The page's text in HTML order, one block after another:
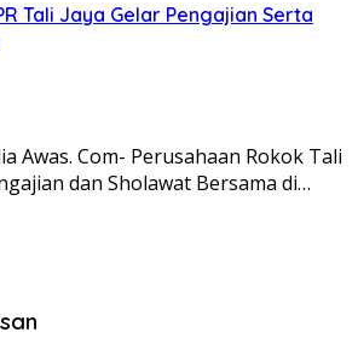
Tali Jaya Gelar Pengajian Serta
Awas. Com- Perusahaan Rokok Tali
dan Sholawat Bersama di…